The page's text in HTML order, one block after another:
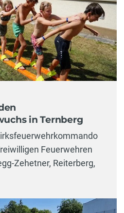
in Ternberg
Feuerwehren
Zehetner, Reiterberg,